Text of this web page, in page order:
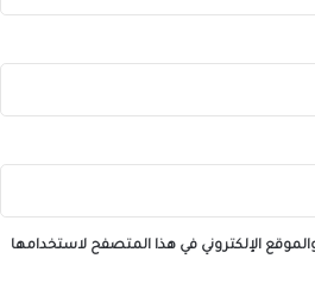
الإلكتروني في هذا المتصفح لاستخدامها